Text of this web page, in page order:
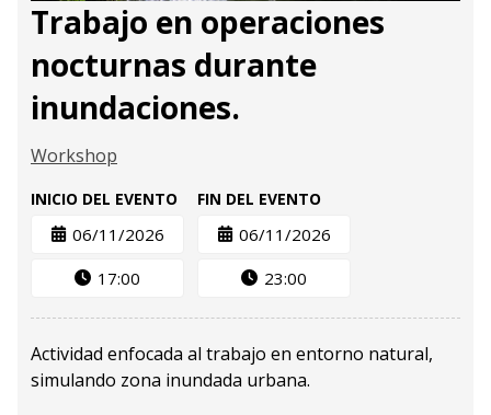
Trabajo en operaciones
nocturnas durante
inundaciones.
Workshop
INICIO DEL EVENTO
06/11/2026
17:00
FIN DEL EVENTO
06/11/2026
23:00
Actividad enfocada al trabajo en entorno natural,
simulando zona inundada urbana.